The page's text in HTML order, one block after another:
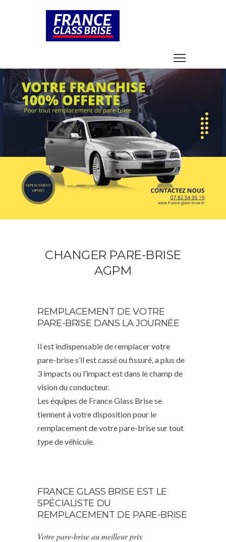
CHANGER PARE-BRISE
AGPM
REMPLACEMENT DE VOTRE
PARE-BRISE DANS LA JOURNÉE
Il est indispensable de remplacer votre
pare-brise s’il est cassé ou fissuré, a plus de
3 impacts ou l’impact est dans le champ de
vision du conducteur.
Les équipes de France Glass Brise se
tiennent à votre disposition pour le
remplacement de votre pare-brise sur tout
type de véhicule.
FRANCE GLASS BRISE EST LE
SPÉCIALISTE DU
REMPLACEMENT DE PARE-BRISE
Votre pare-brise au meilleur prix